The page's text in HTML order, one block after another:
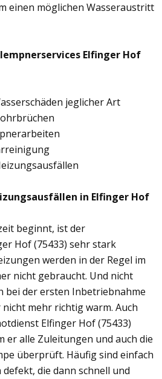
einen möglichen Wasseraustritt
Elfinger Hof
jeglicher Art
in Elfinger Hof
beginnt, ist der
Hof (75433) sehr stark
werden in der Regel im
nicht gebraucht. Und nicht
bei der ersten Inbetriebnahme
mehr richtig warm. Auch
Elfinger Hof (75433)
er alle Zuleitungen und auch die
überprüft. Häufig sind einfach
die dann schnell und